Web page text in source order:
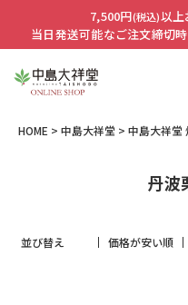
7,500円(税込)以上
当日発送可能なご注文締切
HOME 中島大祥堂 中島大祥堂
丹波
並び替え 価格が安い順